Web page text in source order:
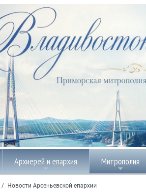
Архиерей и епархия Митрополия
/ Новости Арсеньевской епархии